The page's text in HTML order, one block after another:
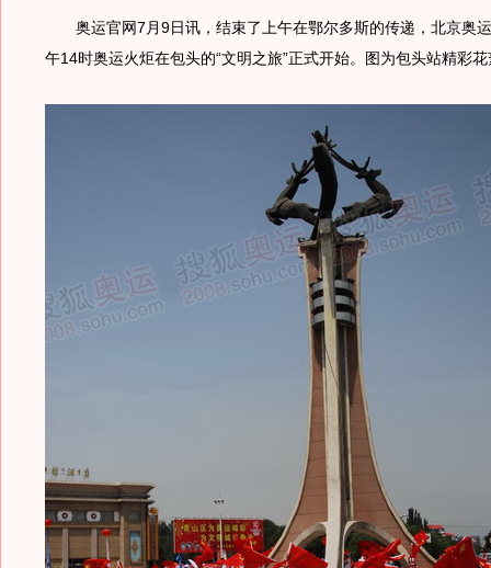
奥运官网7月9日讯，结束了上午在鄂尔多斯的传递，北京奥
午14时奥运火炬在包头的“文明之旅”正式开始。图为包头站精彩